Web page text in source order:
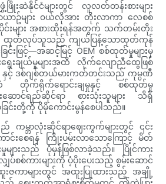
ဆဲနိုင်ငံများတွင် လူလတ်တန်းစားများ
ယာဥ်များ ၀ယ်လိုအား တိုးလာကာ လေစစ်
များ အစားထိုးရန်အတွက် သက်တမ်းတိုး
ည်။ ထုတ်လုပ်သူသည် ကျယ်ပြန့်သောထုတ်ကုန်
င်းဖြင့်—အဆင့်မြင့် OEM စစ်ထုတ်မှုများမှ
ေးချယ်မှုများအထိ လိုက်လျောညီထွေဖြစ်
နှင့် ဒစ်ဂျစ်တယ်မားကတ်တင်းသည် ကုမ္ပဏီ
ထံ တိုက်ရိုက်ရောင်းချမှုနှင့် စစ်ထုတ်မှု
ောင်ရည်ဆိုင်ရာ စားသုံးသူများ သိရှိ
ြင်းတို့ကို ပိုမိုကောင်းမွန်စေပါသည်။
ကမ္ဘာလုံးဆိုင်ရာဈေးကွက်များတွင် ၎င်း
းစေရန် ကြိုးပမ်းလာသောကြောင့် မိတ်
မှုများသည် ပုံမှန်ဖြစ်လာခဲ့သည်။ ပြိုင်ကား
လျှပ်စစ်ကားများကို ပံ့ပိုးပေးသည့် စွမ်းဆောင်
ကာများတွင် အထူးပြုထားသည့် အချို့